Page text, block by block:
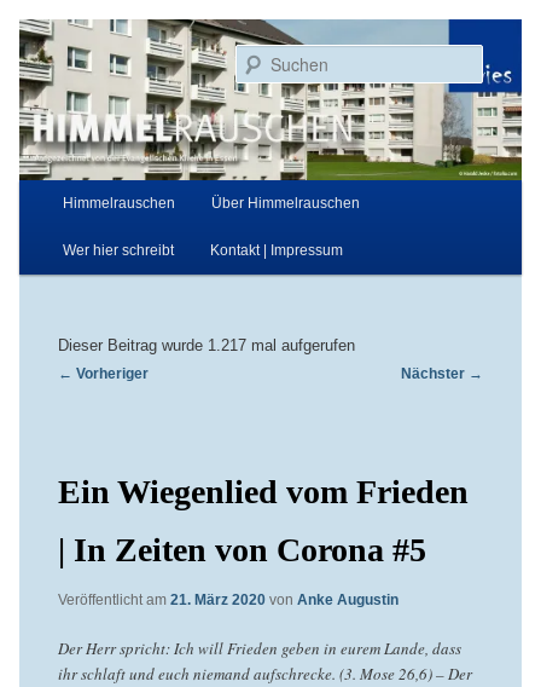
primären
Inhalt
springen
Himmelrauschen
Aufgezeichnet von der Evangelischen Kirche in Essen
Hauptmenü
Himmelrauschen Über Himmelrauschen
Wer hier schreibt Kontakt | Impressum
Dieser Beitrag wurde 1.217 mal aufgerufen
Beitragsnavigation
← Vorheriger Nächster →
Ein Wiegenlied vom Frieden
| In Zeiten von Corona #5
Veröffentlicht am 21. März 2020 von Anke Augustin
Der Herr spricht: Ich will Frieden geben in eurem Lande, dass
ihr schlaft und euch niemand aufschrecke. (3. Mose 26,6) – Der